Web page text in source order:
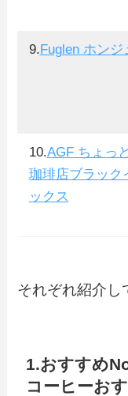
9. Fuglen ホンジ
10.AGF ちょっ
珈琲店ブラック
ックス
それぞれ紹介し
1.おすすめ
コーヒーお